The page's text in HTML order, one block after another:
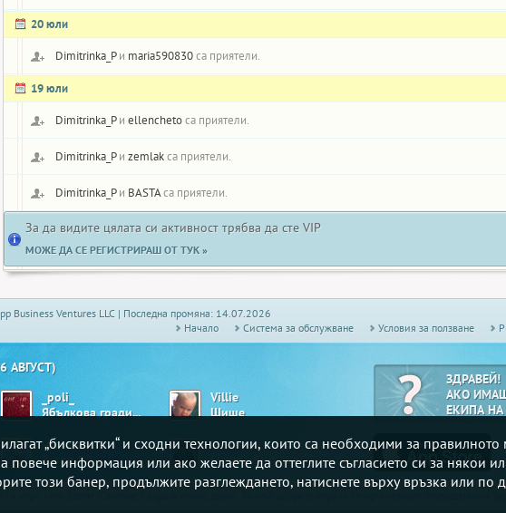
20 юли
Dimitrinka_Pи maria590830са приятели.
19 юли
Dimitrinka_Pи ellenchetoса приятели.
Dimitrinka_Pи zemlakса приятели.
Dimitrinka_Pи BASTAса приятели.
За да видите цялата си активност трябва да сте VIP
МОЖЕ ДА СЕ РЕГИСТРИРАШ ОТ ТУК »
„бисквитки“ и сходни технологии, които са необходими за
повече информация или ако желаете да оттеглите съгласието си за някои
този банер, продължите разглеждането, натиснете върху връзка или по
Business Ventures LLC | Последна промяна: 14.07.2026
Начало
Системa за обслужване Условия за ползване
АВГУСТ)
_poli_
Ябълкова градина
Villie
Шише
icinko
Bingo 90
Misteriya
Белот - Висша лига
ЗДРАВЕЙ!
АКО
ЕКИПА
игри като